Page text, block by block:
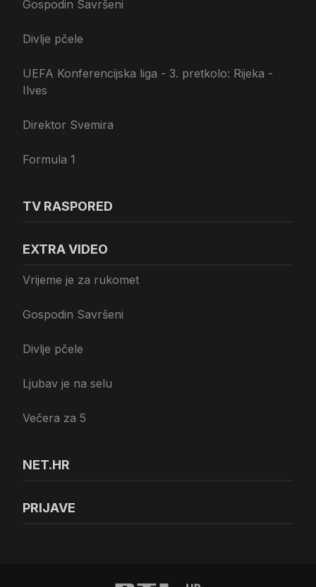
Gospodin Savršeni
Divlje pčele
UEFA Konferencijska liga - 3. pretkolo: Rijeka -
Ilves
Direktor Svemira
Formula 1
TV RASPORED
EXTRA VIDEO
Vrijeme je za rukomet
Gospodin Savršeni
Divlje pčele
Ljubav je na selu
Večera za 5
NET.HR
PRIJAVE